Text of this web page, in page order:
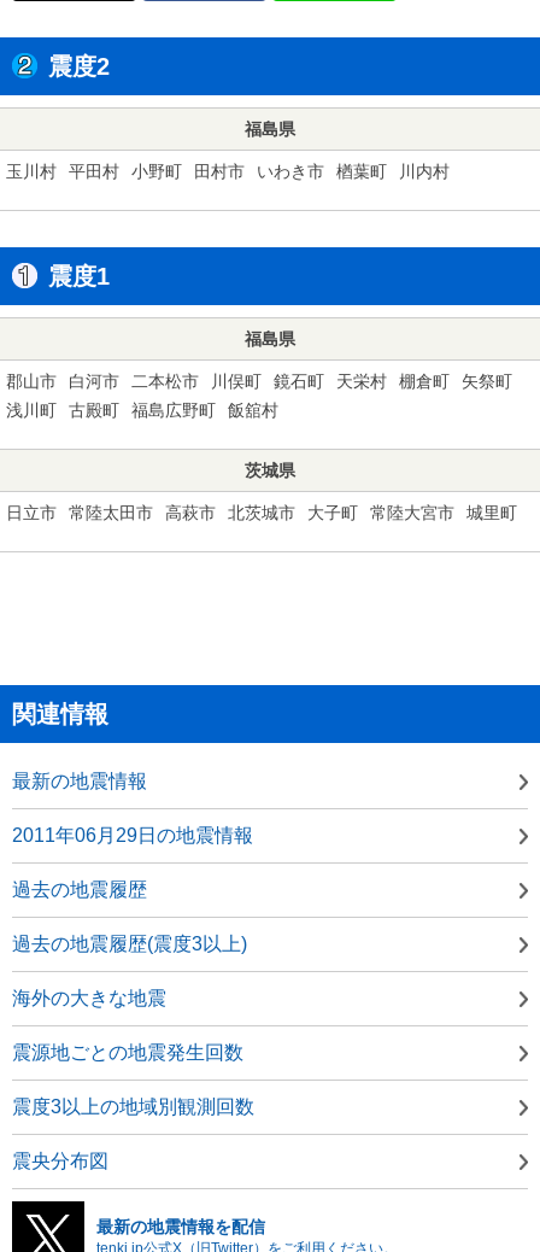
震度2
福島県
玉川村 平田村 小野町 田村市 いわき市 楢葉町 川内村
震度1
福島県
郡山市 白河市 二本松市 川俣町 鏡石町 天栄村 棚倉町
矢祭町
浅川町
古殿町 福島広野町 飯舘村
茨城県
日立市 常陸太田市 高萩市 北茨城市 大子町 常陸大宮市 城里町
関連情報
最新の地震情報
2011年06月29日の地震情報
過去の地震履歴
過去の地震履歴(震度3以上)
海外の大きな地震
震源地ごとの地震発生回数
震度3以上の地域別観測回数
震央分布図
最新の地震情報を配信
tenki.jp公式X（旧Twitter）をご利用ください。